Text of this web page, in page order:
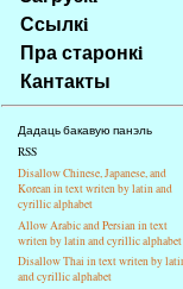
webu
základní
Hlavní
strana
Ссылкi
Пра старонкi
Кантакты
Дадаць бакавую панэль
RSS
Disallow Chinese, Japanese, and
Korean in text writen by latin and
cyrillic alphabet
Allow Arabic and Persian in text
writen by latin and cyrillic alphabet
Disallow Thai in text writen by
and cyrillic alphabet